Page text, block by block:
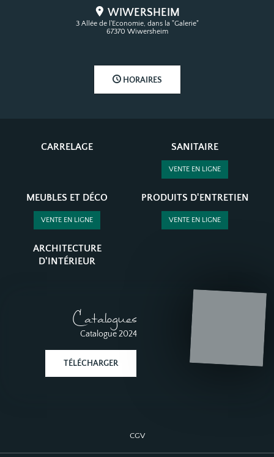
WIWERSHEIM
3 Allée de l'Economie, dans la "Galerie"
67370 Wiwersheim
HORAIRES
CARRELAGE SANITAIRE
VENTE EN LIGNE
MEUBLES ET DÉCO
VENTE EN LIGNE
PRODUITS D'ENTRETIEN
VENTE EN LIGNE
ARCHITECTURE
D'INTÉRIEUR
Catalogues
Catalogue 2024
TÉLÉCHARGER
CGV